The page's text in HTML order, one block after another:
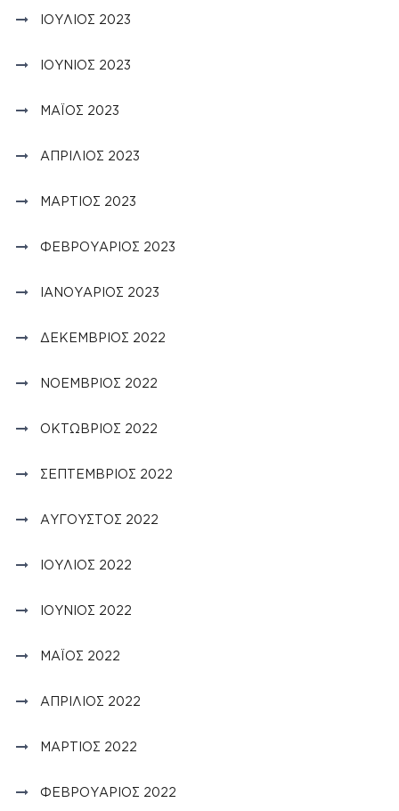
ΙΟΎΛΙΟΣ 2023
ΙΟΎΝΙΟΣ 2023
ΜΆΙΟΣ 2023
ΑΠΡΊΛΙΟΣ 2023
ΜΆΡΤΙΟΣ 2023
ΦΕΒΡΟΥΆΡΙΟΣ 2023
ΙΑΝΟΥΆΡΙΟΣ 2023
ΔΕΚΈΜΒΡΙΟΣ 2022
ΝΟΈΜΒΡΙΟΣ 2022
ΟΚΤΏΒΡΙΟΣ 2022
ΣΕΠΤΈΜΒΡΙΟΣ 2022
ΑΎΓΟΥΣΤΟΣ 2022
ΙΟΎΛΙΟΣ 2022
ΙΟΎΝΙΟΣ 2022
ΜΆΙΟΣ 2022
ΑΠΡΊΛΙΟΣ 2022
ΜΆΡΤΙΟΣ 2022
ΦΕΒΡΟΥΆΡΙΟΣ 2022